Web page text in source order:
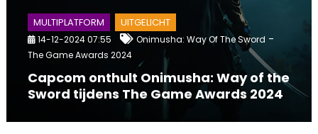
MULTIPLATFORM UITGELICHT
14-12-2024 07:55 Onimusha: Way Of The Sword -
The Game Awards 2024
Capcom onthult Onimusha: Way of the
Sword tijdens The Game Awards 2024